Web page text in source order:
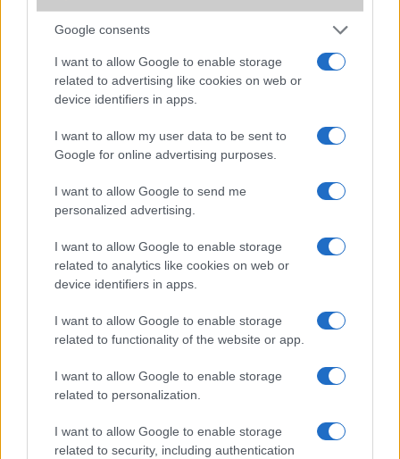
Google consents
I want to allow Google to enable storage
related to advertising like cookies on web or
device identifiers in apps.
I want to allow my user data to be sent to
Google for online advertising purposes.
I want to allow Google to send me
personalized advertising.
I want to allow Google to enable storage
related to analytics like cookies on web or
device identifiers in apps.
I want to allow Google to enable storage
related to functionality of the website or app.
I want to allow Google to enable storage
related to personalization.
I want to allow Google to enable storage
related to security, including authentication
További hírek
LEGOLVASOTTABBAK
UI 9 frissítésből – itt a lista az érintett modellekről
Apple az új csúcsmobilokról
Az Android rejtett automatizmusai: hat funkció, amely
Ez a rejtett Samsung funkció teljesen megváltoztatja a
mobilhasználatot – sokan mégsem tudnak róla
Nem biztos, hogy érdemes kivárni az iPhone 18 Prot
kamerás funkcióját